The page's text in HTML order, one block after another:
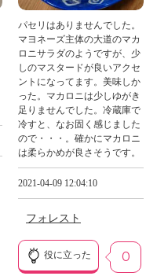
パセリはありませんでした。
マヨネーズ主体の大道のマカ
ロニサラダのようですが、少
しのマスタードが良いアクセ
ントになってます。美味しか
った。マカロニは少しゆがき
足りませんでした。冷蔵庫で
冷すと、なお固く感じました
ので・・・。確かにマカロニ
は柔らかめが良さそうです。
2021-04-09 12:04:10
フォレスト
役に立った 0